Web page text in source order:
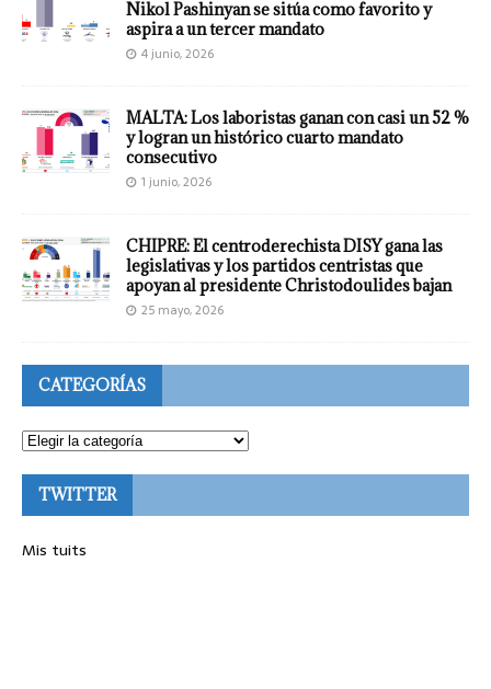
Nikol Pashinyan se sitúa como favorito y
aspira a un tercer mandato
4 junio, 2026
MALTA: Los laboristas ganan con casi un 52 %
y logran un histórico cuarto mandato
consecutivo
1 junio, 2026
CHIPRE: El centroderechista DISY gana las
legislativas y los partidos centristas que
apoyan al presidente Christodoulides bajan
25 mayo, 2026
CATEGORÍAS
TWITTER
Mis tuits